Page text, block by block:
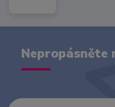
Nepropásněte